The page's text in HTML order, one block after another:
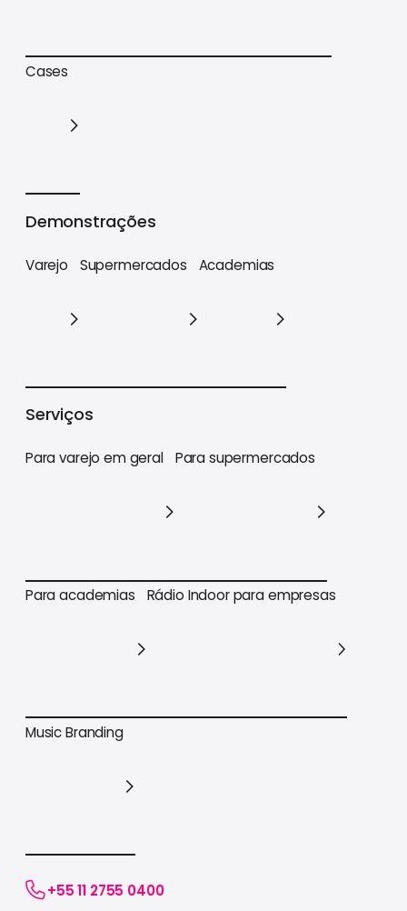
Trilhas de conteúdo
Cases
Demonstrações
Varejo Supermercados Academias
Serviços
Para varejo em geral
Para varejo em geral
Para supermercados
Para supermercados
Para academias
Para academias
Rádio Indoor para empresas
Music Branding
+55 11 2755 0400